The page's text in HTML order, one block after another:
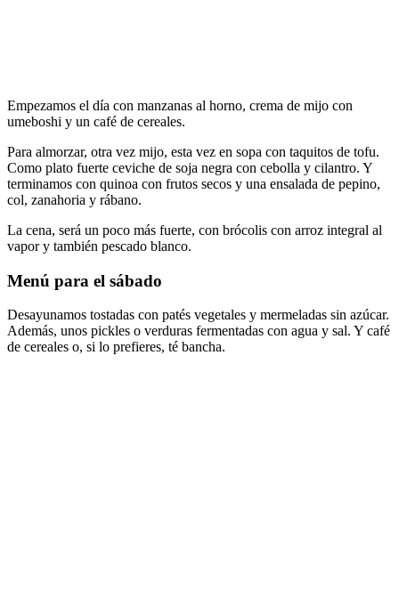
Empezamos el día con manzanas al horno, crema de mijo con
umeboshi y un café de cereales.
Para almorzar, otra vez mijo, esta vez en sopa con taquitos de tofu.
Como plato fuerte ceviche de soja negra con cebolla y cilantro. Y
terminamos con quinoa con frutos secos y una ensalada de pepino,
col, zanahoria y rábano.
La cena, será un poco más fuerte, con brócolis con arroz integral al
vapor y también pescado blanco.
Menú para el sábado
Desayunamos tostadas con patés vegetales y mermeladas sin azúcar.
Además, unos pickles o verduras fermentadas con agua y sal. Y café
de cereales o, si lo prefieres, té bancha.